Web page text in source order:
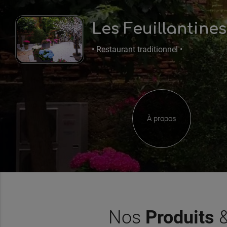
Les Feuillantines
• Restaurant traditionnel •
À propos
Nos Produits